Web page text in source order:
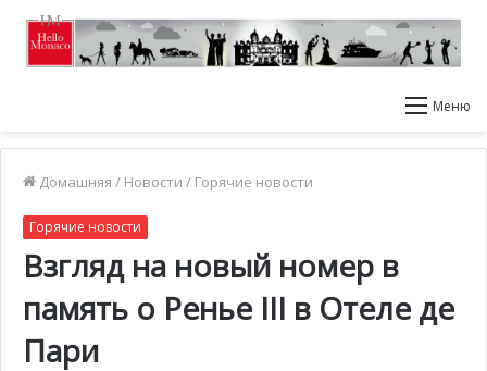
Меню
Домашняя / Новости / Горячие новости
Горячие новости
Взгляд на новый номер в
память о Ренье III в Отеле де
Пари